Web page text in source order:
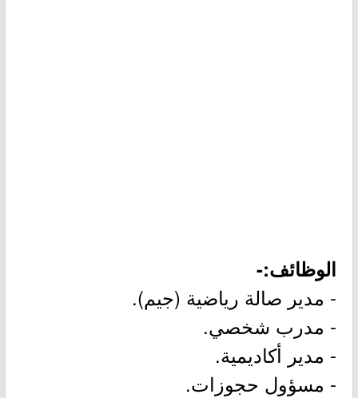
الوظائف:-
- مدير صالة رياضية (جيم).
- مدرب شخصي.
- مدير أكاديمية.
- مسؤول حجوزات.